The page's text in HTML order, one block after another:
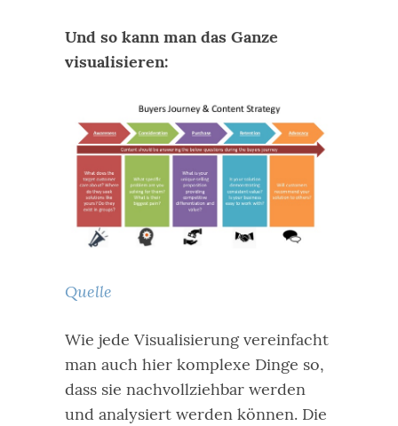
Und so kann man das Ganze
visualisieren:
Quelle
Wie jede Visualisierung vereinfacht
man auch hier komplexe Dinge so,
dass sie nachvollziehbar werden
und analysiert werden können. Die